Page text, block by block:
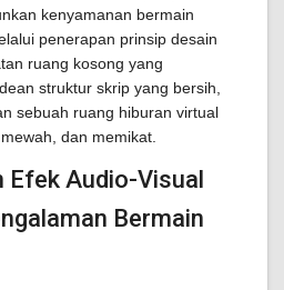
kenyamanan bermain
penerapan prinsip desain
ruang kosong yang
struktur skrip yang bersih,
sebuah ruang hiburan virtual
dan memikat.
Efek Audio-Visual
Bermain